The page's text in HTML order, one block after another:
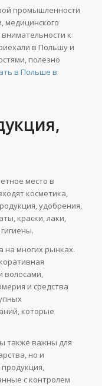
промышленности
медицинского
к
в Польшу и
полезно
в Польше в
место в
косметика,
удобрения,
краски, лаки,
на многих рынках.
волосами,
и средства
которые
также важны для
но и
с контролем